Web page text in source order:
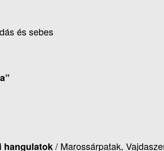
és sebes
hangulatok/ Marossárpatak,